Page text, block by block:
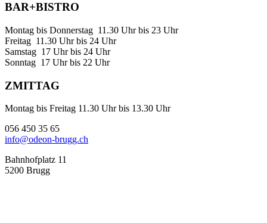
BAR+BISTRO
Montag bis Donnerstag 11.30 Uhr bis 23 Uhr
Freitag 11.30 Uhr bis 24 Uhr
Samstag 17 Uhr bis 24 Uhr
Sonntag 17 Uhr bis 22 Uhr
ZMITTAG
Montag bis Freitag 11.30 Uhr bis 13.30 Uhr
056 450 35 65
info@odeon-brugg.ch
Bahnhofplatz 11
5200 Brugg